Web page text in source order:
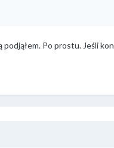
Po prostu. Jeśli